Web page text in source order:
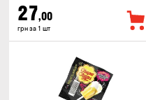
27,00
грн за 1 шт